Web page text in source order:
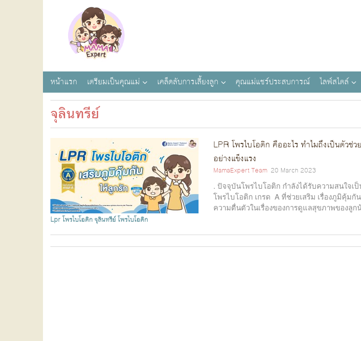
หน้าแรก เตรียมเป็นคุณแม่ เคล็ดลับการเลี้ยงลูก คุณแม่แชร์ประสบการณ์ ไลฟ์สไตล์
จุลินทรีย์
LPR โพรไบโอติก คืออะไร ทำไมถึงเป็นตัวช่
อย่างแข็งแรง
MamaExpert Team 20 March 2023
. ปัจจุบันโพรไบโอติก กำลังได้รับความสนใจเป็
โพรไบโอติก เกรด A ที่ช่วยเสริม เรื่องภูมิคุ้มกั
ความตื่นตัวในเรื่องของการดูแลสุขภาพของลูก
Lpr โพรไบโอติกจุลินทรีย์โพรไบโอติก